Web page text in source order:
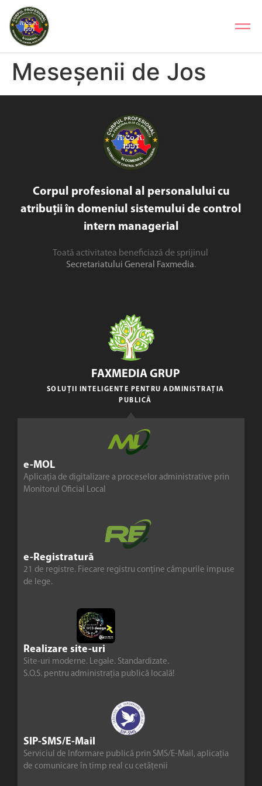
Meseșenii de Jos
Corpul profesional al personalului cu
atribuții în domeniul sistemului de control
intern managerial
Toată activitatea beneficiază de sprijinul
Secretariatului General Faxmedia.
e-MOL
Aplicația de digitalizare a proceselor administrative prin
Monitorul Oficial Local
e-Registratură
21 de registre. Fiecare registru conține câmpurile impuse
de lege.
Realizare site-uri
Site-uri moderne. Legale. Standardizate.
S.O.S. pentru administrația publică locală!
SIP-SMS/E-Mail
Serviciul de Informare publică prin SMS/E-Mail, aplicația
de comunicare în timp real cu cetățenii
FAXMEDIA GRUP
SOLUȚII INTELIGENTE PENTRU ADMINISTRAȚIA
PUBLICĂ